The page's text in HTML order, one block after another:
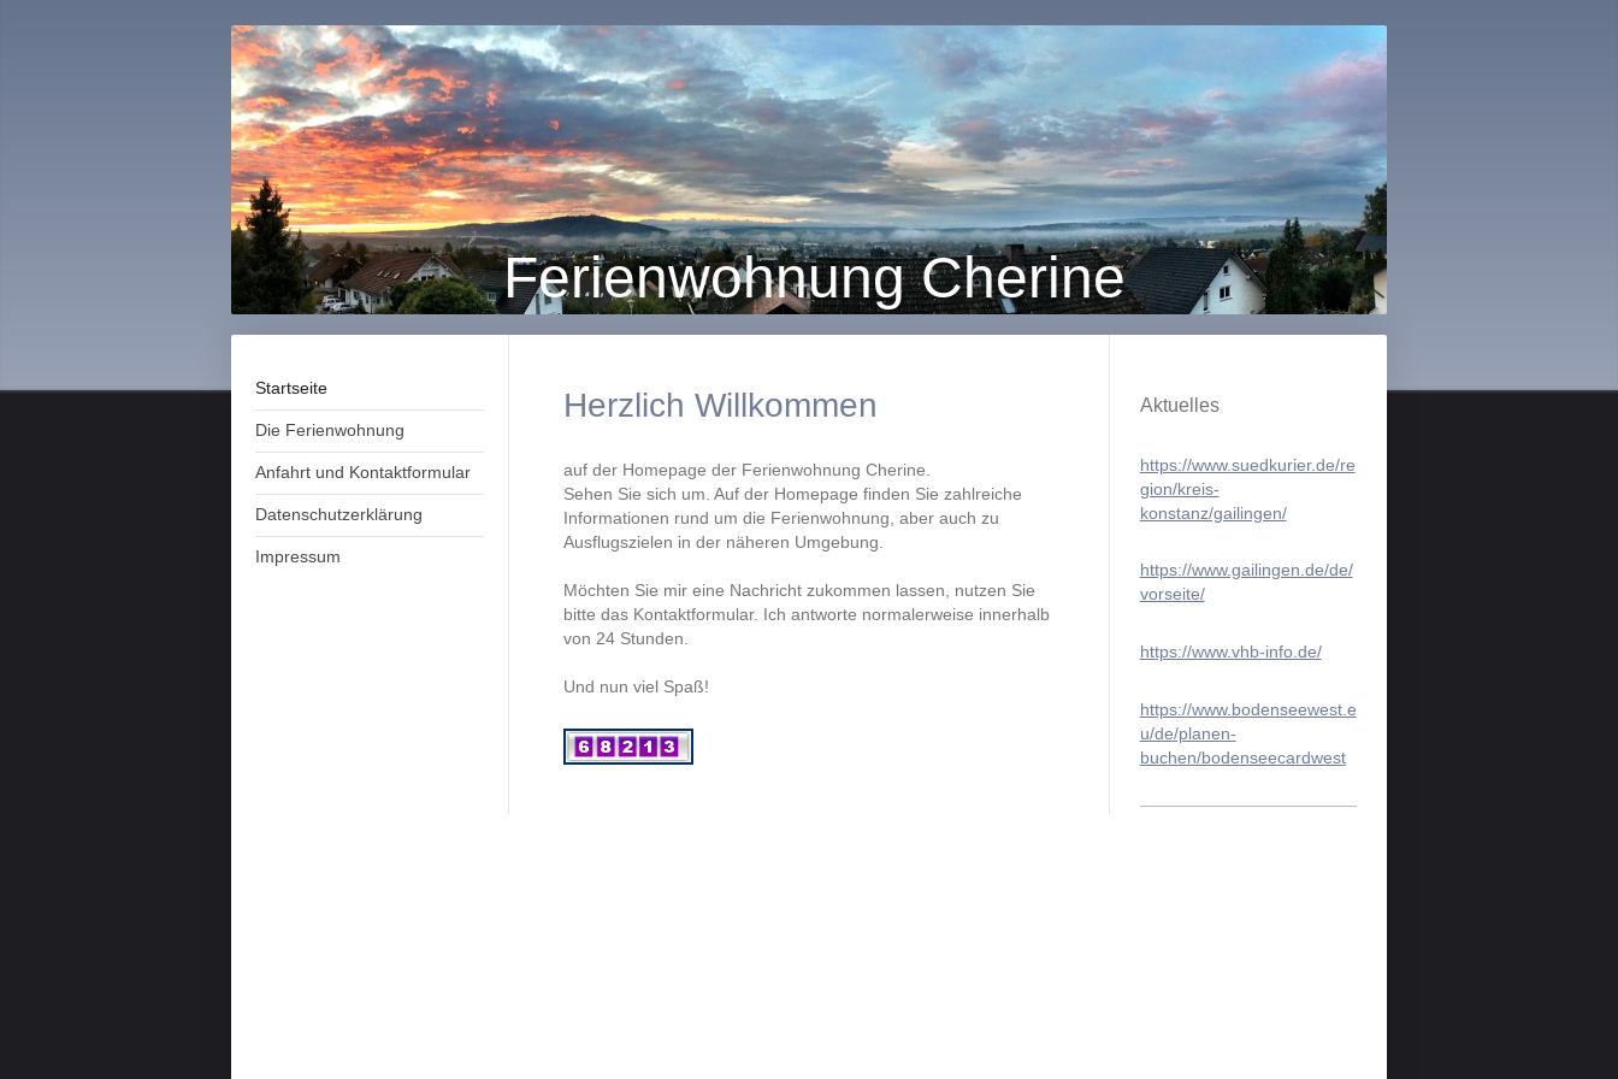
Ferienwohnung Cherine
Startseite
Die Ferienwohnung
Anfahrt und Kontaktformular
Datenschutzerklärung
Impressum
Herzlich Willkommen
auf der Homepage der Ferienwohnung Cherine.
Sehen Sie sich um. Auf der Homepage finden Sie zahlreiche
Informationen rund um die Ferienwohnung, aber auch zu
Ausflugszielen in der näheren Umgebung.
Möchten Sie mir eine Nachricht zukommen lassen, nutzen Sie
bitte das Kontaktformular. Ich antworte normalerweise innerhalb
von 24 Stunden.
Und nun viel Spaß!
Aktuelles
https://www.suedkurier.de/re
gion/kreis-
konstanz/gailingen/
https://www.gailingen.de/de/
vorseite/
https://www.vhb-info.de/
https://www.bodenseewest.e
u/de/planen-
buchen/bodenseecardwest